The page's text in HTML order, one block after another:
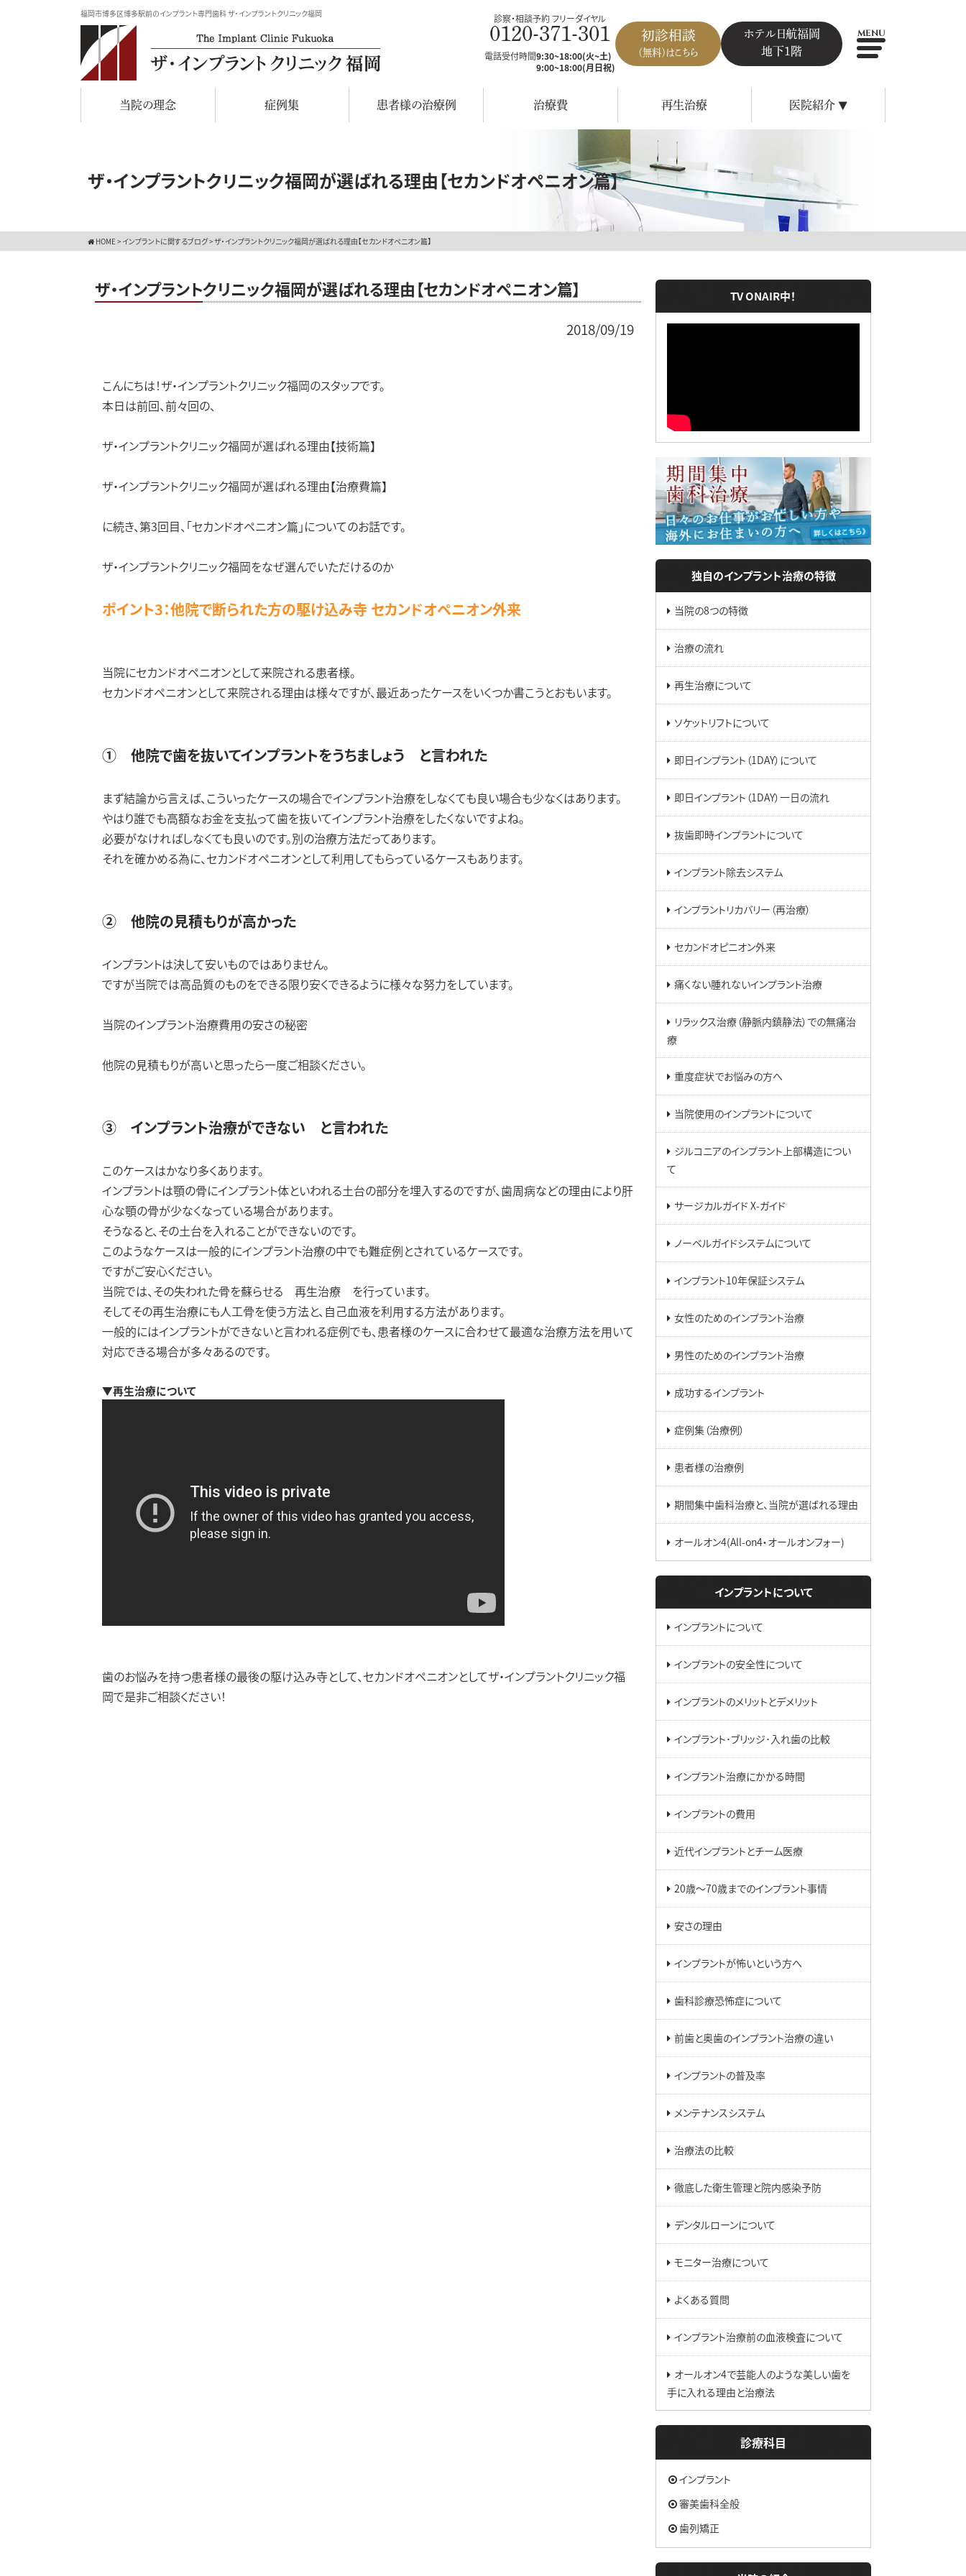
福岡市博多区博多駅前のインプラント専門歯科 ザ・インプラントクリニック福岡 診察・相談予約 フリーダイヤル
0120-371-301
電話受付時間9:30~18:00(火~土)
9:00~18:00(月日祝)
初診相談
（無料）はこちら
ホテル日航福岡
地下1階
MENU
当院の理念 症例集 患者様の治療例 治療費 再生治療 医院紹介▼
ザ・インプラントクリニック福岡が選ばれる理由【セカンドオペニオン篇】
HOME> インプラントに関するブログ>ザ・インプラントクリニック福岡が選ばれる理由【セカンドオペニオン篇】
ザ・インプラントクリニック福岡が選ばれる理由【セカンドオペニオン篇】
2018/09/19
こんにちは！ザ・インプラントクリニック福岡のスタッフです。
本日は前回、前々回の、
ザ・インプラントクリニック福岡が選ばれる理由【技術篇】
ザ・インプラントクリニック福岡が選ばれる理由【治療費篇】
に続き、第3回目、「セカンドオペニオン篇」についてのお話です。
ザ・インプラントクリニック福岡をなぜ選んでいただけるのか
ポイント3：他院で断られた方の駆け込み寺 セカンドオペニオン外来
当院にセカンドオペニオンとして来院される患者様。
セカンドオペニオンとして来院される理由は様々ですが、最近あったケースをいくつか書こうとおもいます。
① 他院で歯を抜いてインプラントをうちましょう と言われた
まず結論から言えば、こういったケースの場合でインプラント治療をしなくても良い場合も少なくはあります。
やはり誰でも高額なお金を支払って歯を抜いてインプラント治療をしたくないですよね。
必要がなければしなくても良いのです。別の治療方法だってあります。
それを確かめる為に、セカンドオペニオンとして利用してもらっているケースもあります。
② 他院の見積もりが高かった
インプラントは決して安いものではありません。
ですが当院では高品質のものをできる限り安くできるように様々な努力をしています。
当院のインプラント治療費用の安さの秘密
他院の見積もりが高いと思ったら一度ご相談ください。
③ インプラント治療ができない と言われた
このケースはかなり多くあります。
インプラントは顎の骨にインプラント体といわれる土台の部分を埋入するのですが、歯周病などの理由により肝
心な顎の骨が少なくなっている場合があります。
そうなると、その土台を入れることができないのです。
このようなケースは一般的にインプラント治療の中でも難症例とされているケースです。
ですがご安心ください。
当院では、その失われた骨を蘇らせる 再生治療 を行っています。
そしてその再生治療にも人工骨を使う方法と、自己血液を利用する方法があります。
一般的にはインプラントができないと言われる症例でも、患者様のケースに合わせて最適な治療方法を用いて
対応できる場合が多々あるのです。
▼再生治療について
歯のお悩みを持つ患者様の最後の駆け込み寺として、セカンドオペニオンとしてザ・インプラントクリニック福
岡で是非ご相談ください！
TV ONAIR中！
独自のインプラント治療の特徴
当院の8つの特徴
治療の流れ
再生治療について
ソケットリフトについて
即日インプラント（1DAY）について
即日インプラント（1DAY）一日の流れ
抜歯即時インプラントについて
インプラント除去システム
インプラントリカバリー（再治療）
セカンドオピニオン外来
痛くない腫れないインプラント治療
リラックス治療（静脈内鎮静法）での無痛治
療
重度症状でお悩みの方へ
当院使用のインプラントについて
ジルコニアのインプラント上部構造につい
て
サージカルガイド X-ガイド
ノーベルガイドシステムについて
インプラント10年保証システム
女性のためのインプラント治療
男性のためのインプラント治療
成功するインプラント
症例集（治療例）
患者様の治療例
期間集中歯科治療と、当院が選ばれる理由
オールオン4(All-on4・オールオンフォー)
インプラントについて
インプラントについて
インプラントの安全性について
インプラントのメリットとデメリット
インプラント･ブリッジ･入れ歯の比較
インプラント治療にかかる時間
インプラントの費用
近代インプラントとチーム医療
20歳～70歳までのインプラント事情
安さの理由
インプラントが怖いという方へ
歯科診療恐怖症について
前歯と奥歯のインプラント治療の違い
インプラントの普及率
メンテナンスシステム
治療法の比較
徹底した衛生管理と院内感染予防
デンタルローンについて
モニター治療について
よくある質問
インプラント治療前の血液検査について
オールオン4で芸能人のような美しい歯を
手に入れる理由と治療法
診療科目
インプラント
審美歯科全般
歯列矯正